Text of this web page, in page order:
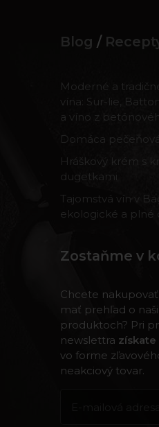
Blog /
Moderné a
vína: Sur-lie,
a víno z
Domáca
Hráškový krém s
dugetkami
Tajomstvá vín v
ekologické a plné
Zostaňme v
Chcete
mať prehľad o
produktoch? Pri
newslettra získate
vo forme
neakciový tovar.